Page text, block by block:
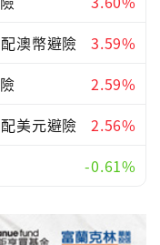
澳幣避險
3.59%
2.59%
美元避險
2.56%
-0.61%